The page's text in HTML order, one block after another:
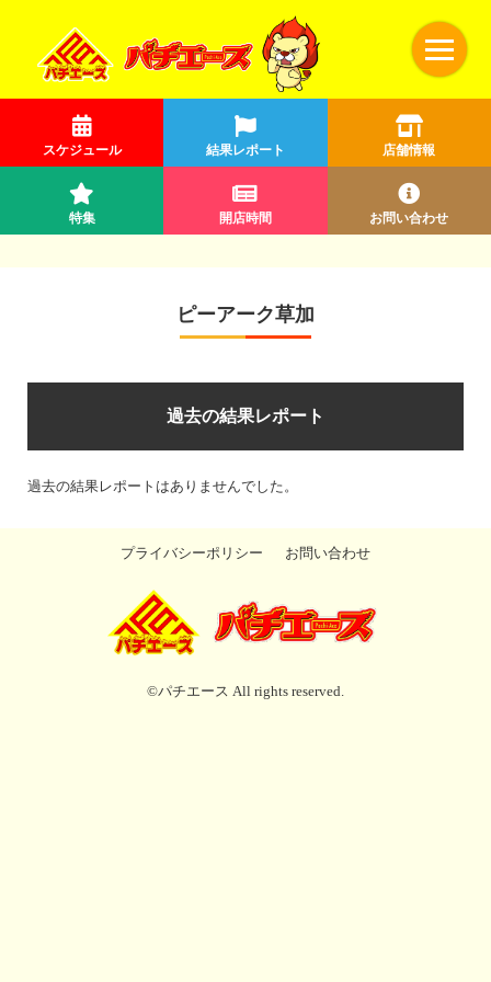
スケジュール 結果レポート 店舗情報
特集 開店時間 お問い合わせ
ピーアーク草加
過去の結果レポート
過去の結果レポートはありませんでした。
プライバシーポリシー お問い合わせ
©パチエース All rights reserved.